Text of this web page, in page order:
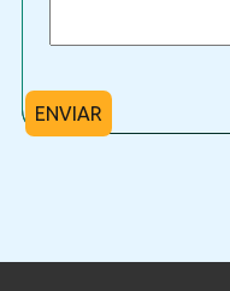
ENVIAR